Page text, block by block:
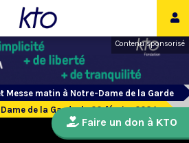
Contenu sponsorisé
Messe matin à Notre-Dame de la Garde
de la Garde du 20 février 2024
Faire un don à KTO